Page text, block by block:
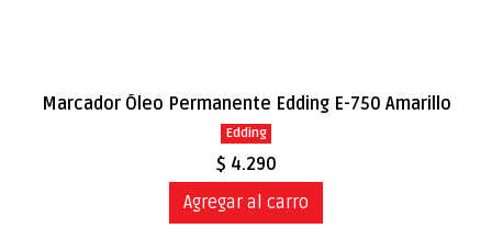
Marcador Óleo Permanente Edding E-750 Amarillo
Edding
$ 4.290
Agregar al carro